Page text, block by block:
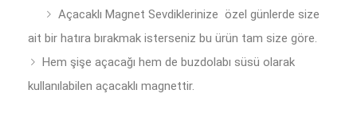
Açacaklı Magnet Sevdiklerinize özel günlerde size
ait bir hatıra bırakmak isterseniz bu ürün tam size göre.
Hem şişe açacağı hem de buzdolabı süsü olarak
kullanılabilen açacaklı magnettir.